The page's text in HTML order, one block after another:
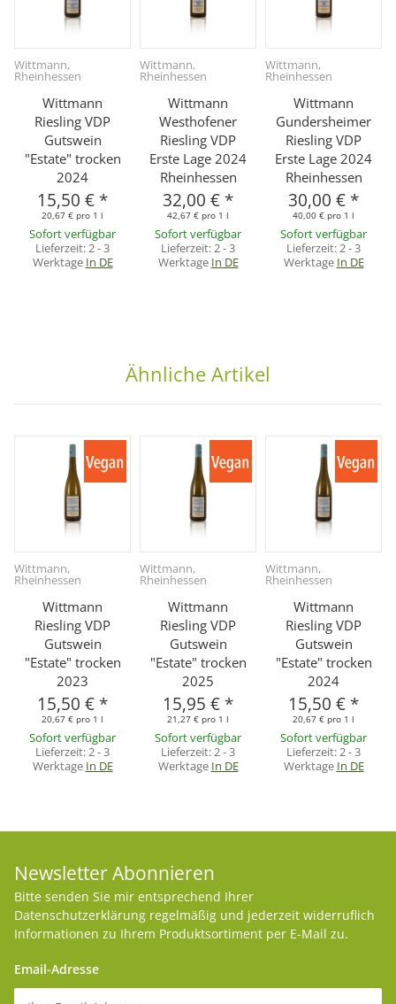
Wittmann,
Rheinhessen
Wittmann
Riesling VDP
Gutswein
"Estate" trocken
2024
15,50 € *
20,67 € pro 1 l
Sofort verfügbar
Lieferzeit: 2 - 3
Werktage In DE
Wittmann,
Rheinhessen
Wittmann
Westhofener
Riesling VDP
Erste Lage 2024
Rheinhessen
32,00 € *
42,67 € pro 1 l
Sofort verfügbar
Lieferzeit: 2 - 3
Werktage In DE
Wittmann,
Rheinhessen
Wittmann
Gundersheimer
Riesling VDP
Erste Lage 2024
Rheinhessen
30,00 € *
40,00 € pro 1 l
Sofort verfügbar
Lieferzeit: 2 - 3
Werktage In DE
Ähnliche Artikel
Wittmann,
Rheinhessen
Wittmann
Riesling VDP
Gutswein
"Estate" trocken
2023
15,50 € *
20,67 € pro 1 l
Sofort verfügbar
Lieferzeit: 2 - 3
Werktage In DE
Wittmann,
Rheinhessen
Wittmann
Riesling VDP
Gutswein
"Estate" trocken
2025
15,95 € *
21,27 € pro 1 l
Sofort verfügbar
Lieferzeit: 2 - 3
Werktage In DE
Wittmann,
Rheinhessen
Wittmann
Riesling VDP
Gutswein
"Estate" trocken
2024
15,50 € *
20,67 € pro 1 l
Sofort verfügbar
Lieferzeit: 2 - 3
Werktage In DE
Newsletter Abonnieren
Bitte senden Sie mir entsprechend Ihrer
Datenschutzerklärung regelmäßig und jederzeit widerruflich
Informationen zu Ihrem Produktsortiment per E-Mail zu.
Email-Adresse